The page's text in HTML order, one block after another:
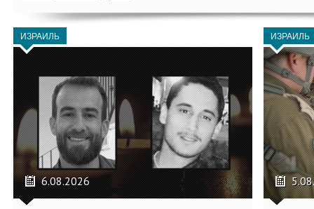
ИЗРАИЛЬ
6.08.2026
ИЗРАИЛЬ